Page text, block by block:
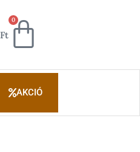
Ft
0
Kosár
AKCIÓ